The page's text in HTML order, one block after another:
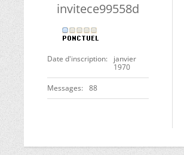
invitece99558d
Date d'inscription
janvier
1970
Messages 88